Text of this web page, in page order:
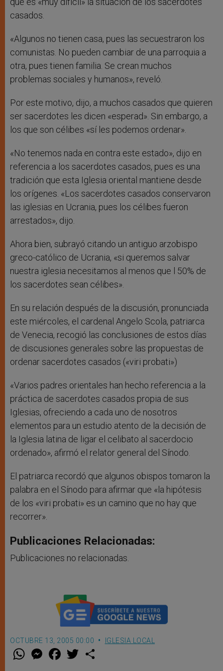
casados.
«Algunos no tienen casa, pues las secuestraron los
comunistas. No pueden cambiar de una parroquia a
otra, pues tienen familia. Se crean muchos
problemas sociales y humanos», reveló.
Por este motivo, dijo, a muchos casados que quieren
ser sacerdotes les dicen «esperad». Sin embargo, a
los que son célibes «sí les podemos ordenar».
«No tenemos nada en contra este estado», dijo en
referencia a los sacerdotes casados, pues es una
tradición que esta Iglesia oriental mantiene desde
los orígenes. «Los sacerdotes casados conservaron
las iglesias en Ucrania, pues los célibes fueron
arrestados», dijo.
Ahora bien, subrayó citando un antiguo arzobispo
greco-católico de Ucrania, «si queremos salvar
nuestra iglesia necesitamos al menos que l 50% de
los sacerdotes sean célibes».
En su relación después de la discusión, pronunciada
este miércoles, el cardenal Angelo Scola, patriarca
de Venecia, recogió las conclusiones de estos días
de discusiones generales sobre las propuestas de
ordenar sacerdotes casados («viri probati»)
«Varios padres orientales han hecho referencia a la
práctica de sacerdotes casados propia de sus
Iglesias, ofreciendo a cada uno de nosotros
elementos para un estudio atento de la decisión de
la Iglesia latina de ligar el celibato al sacerdocio
ordenado», afirmó el relator general del Sínodo.
El patriarca recordó que algunos obispos tomaron la
palabra en el Sínodo para afirmar que «la hipótesis
de los «viri probati» es un camino que no hay que
recorrer».
Publicaciones Relacionadas:
Publicaciones no relacionadas.
OCTUBRE 13, 2005 00:00 IGLESIA LOCAL
W M
e
F
a w